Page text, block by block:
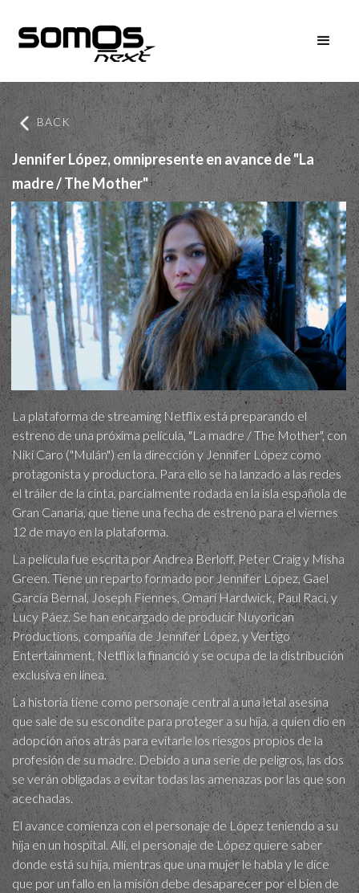
BACK
Jennifer López, omnipresente en avance de "La
madre / The Mother"
La plataforma de streaming Netflix está preparando el
estreno de una próxima película, "La madre / The Mother", con
Niki Caro ("Mulán") en la dirección y Jennifer López como
protagonista y productora. Para ello se ha lanzado a las redes
el tráiler de la cinta, parcialmente rodada en la isla española de
Gran Canaria, que tiene una fecha de estreno para el viernes
12 de mayo en la plataforma.
La película fue escrita por Andrea Berloff, Peter Craig y Misha
Green. Tiene un reparto formado por Jennifer López, Gael
García Bernal, Joseph Fiennes, Omari Hardwick, Paul Raci, y
Lucy Páez. Se han encargado de producir Nuyorican
Productions, compañía de Jennifer López, y Vertigo
Entertainment, Netflix la financió y se ocupa de la distribución
exclusiva en línea.
La historia tiene como personaje central a una letal asesina
que sale de su escondite para proteger a su hija, a quien dio en
adopción años atrás para evitarle los riesgos propios de la
profesión de su madre. Debido a una serie de peligros, las dos
se verán obligadas a evitar todas las amenazas por las que son
acechadas.
El avance comienza con el personaje de López teniendo a su
hija en un hospital. Allí, el personaje de López quiere saber
donde está su hija, mientras que una mujer le habla y le dice
que por un fallo en la misión debe desaparecer por el bien de